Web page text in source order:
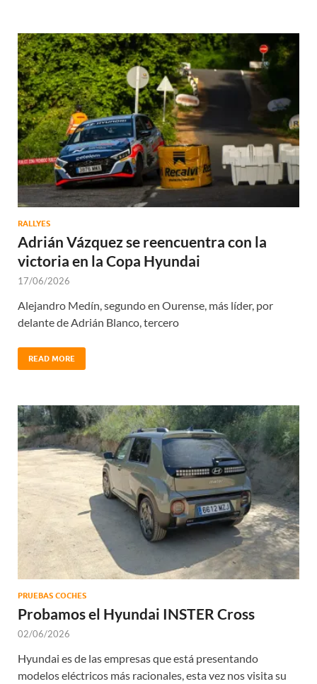
RALLYES
Adrián Vázquez se reencuentra con la
victoria en la Copa Hyundai
17/06/2026
Alejandro Medín, segundo en Ourense, más líder, por
delante de Adrián Blanco, tercero
READ MORE
PRUEBAS COCHES
Probamos el Hyundai INSTER Cross
02/06/2026
Hyundai es de las empresas que está presentando
modelos eléctricos más racionales, esta vez nos visita su